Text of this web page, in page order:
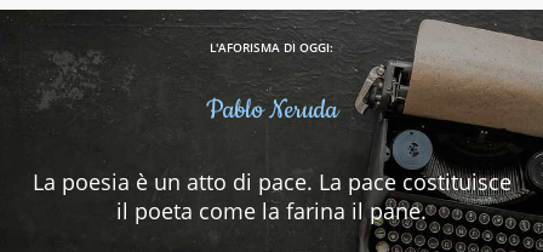
L'AFORISMA DI OGGI:
Pablo Neruda
La poesia è un atto di pace. La pace costituisce
il poeta come la farina il pane.